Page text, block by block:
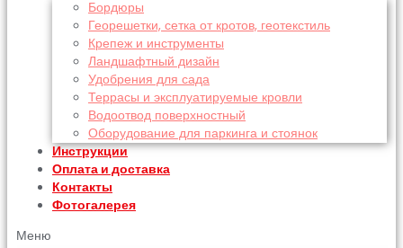
Бордюры
Георешетки, сетка от кротов, геотекстиль
Крепеж и инструменты
Ландшафтный дизайн
Удобрения для сада
Террасы и эксплуатируемые кровли
Водоотвод поверхностный
Оборудование для паркинга и стоянок
Инструкции
Оплата и доставка
Контакты
Фотогалерея
Меню